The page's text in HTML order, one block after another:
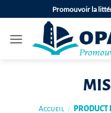
au
contenu
Promouvoir la
Accueil / PRODUCT